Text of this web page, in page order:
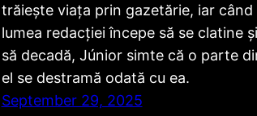
trăiește viața prin gazetărie, iar când
lumea redacției începe să se clatine și
să decadă, Júnior simte că o parte
el se destramă odată cu ea.
September 29, 2025